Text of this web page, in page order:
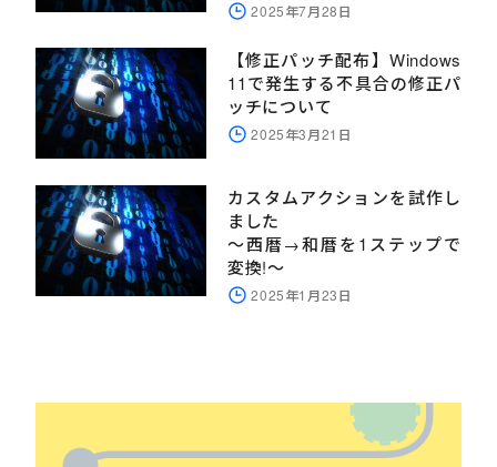
2025年7月28日
【修正パッチ配布】Windows
11で発生する不具合の修正パ
ッチについて
2025年3月21日
カスタムアクションを試作し
ました
～西暦→和暦を1ステップで
変換!～
2025年1月23日